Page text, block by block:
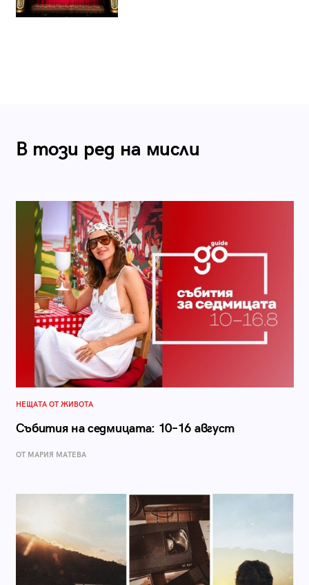
В този ред на мисли
НЕЩАТА ОТ ЖИВОТА
Събития на седмицата: 10–16 август
ОТ МАРИЯ МАТЕВА